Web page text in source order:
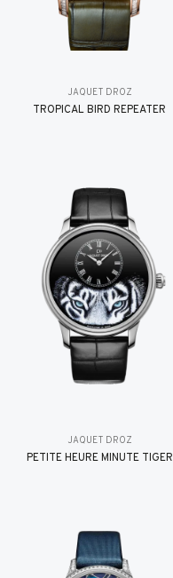
JAQUET DROZ
TROPICAL BIRD REPEATER
JAQUET DROZ
PETITE HEURE MINUTE TIGER